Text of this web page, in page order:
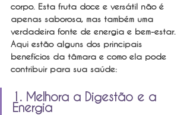
corpo. Esta fruta doce e versátil não é
apenas saborosa, mas também uma
verdadeira fonte de energia e bem-estar.
Aqui estão alguns dos principais
benefícios da tâmara e como ela pode
contribuir para sua saúde:
1. Melhora a Digestão e a
Energia